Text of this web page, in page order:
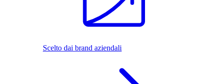
Scelto dai brand aziendali